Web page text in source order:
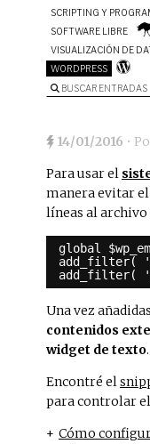
SCRIPTING Y
SOFTWARE LIBRE
VISUALIZACIÓN DE
WORDPRESS
BUSCAR ENTRADAS
14/01/2016 •
Para usar el
manera evitar el
líneas al archivo
global
add_filter(
add_filter(
Una vez
contenidos
widget de texto.
Encontré el
para controlar
Cómo